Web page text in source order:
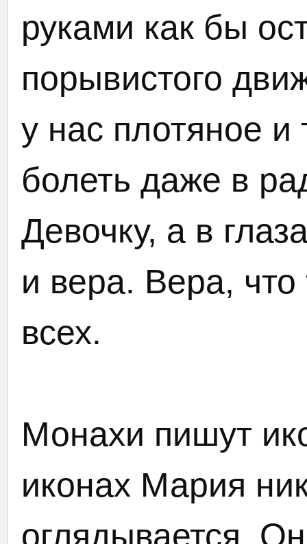
руками как бы
порывистого
у нас плотяное
болеть даже в
Девочку, а в
и вера. Вера,
всех.
Монахи пишут
иконах Мария
оглядывается.